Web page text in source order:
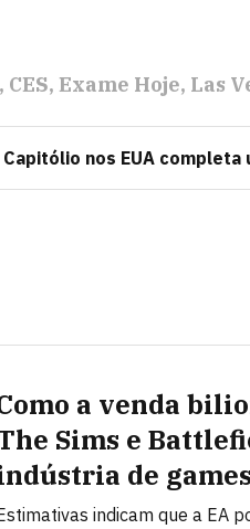
CES Exame Hoje Las
nos EUA
a venda
Sims e
de games
indicam que a EA